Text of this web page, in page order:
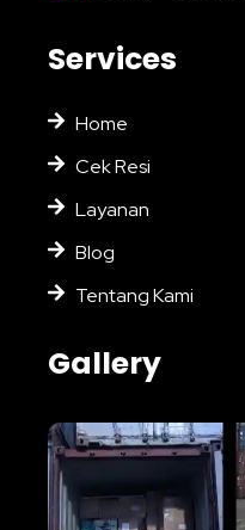
Services
Home
Cek Resi
Layanan
Blog
Tentang Kami
Gallery